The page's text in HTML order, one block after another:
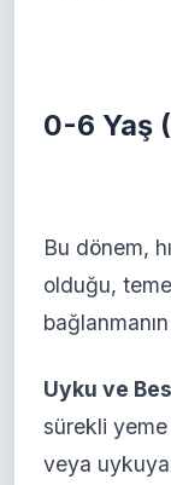
0-6 Yaş
Bu dönem,
olduğu,
Uyku ve
sürekli yeme
veya